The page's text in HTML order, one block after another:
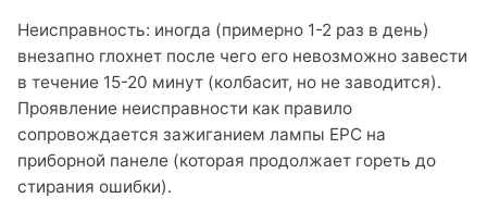
Неисправность: иногда (примерно 1-2 раз в день)
внезапно глохнет после чего его невозможно завести
в течение 15-20 минут (колбасит, но не заводится).
Проявление неисправности как правило
сопровождается зажиганием лампы EPC на
приборной панеле (которая продолжает гореть до
стирания ошибки).